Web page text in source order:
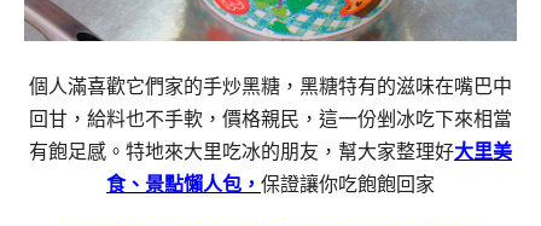
個人滿喜歡它們家的手炒黑糖，黑糖特有的滋味在嘴巴中
回甘，給料也不手軟，價格親民，這一份剉冰吃下來相當
有飽足感。特地來大里吃冰的朋友，幫大家整理好大里美
食、景點懶人包， 保證讓你吃飽飽回家